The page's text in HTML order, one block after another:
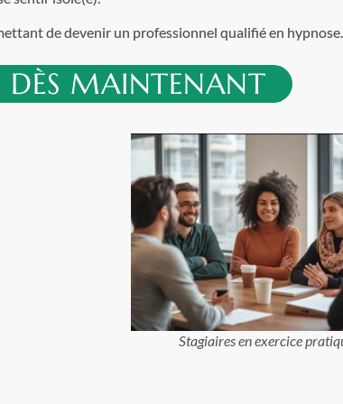
de devenir un professionnel qualifié en hypnose.
DÈS MAINTENANT
Stagiaires en exercice